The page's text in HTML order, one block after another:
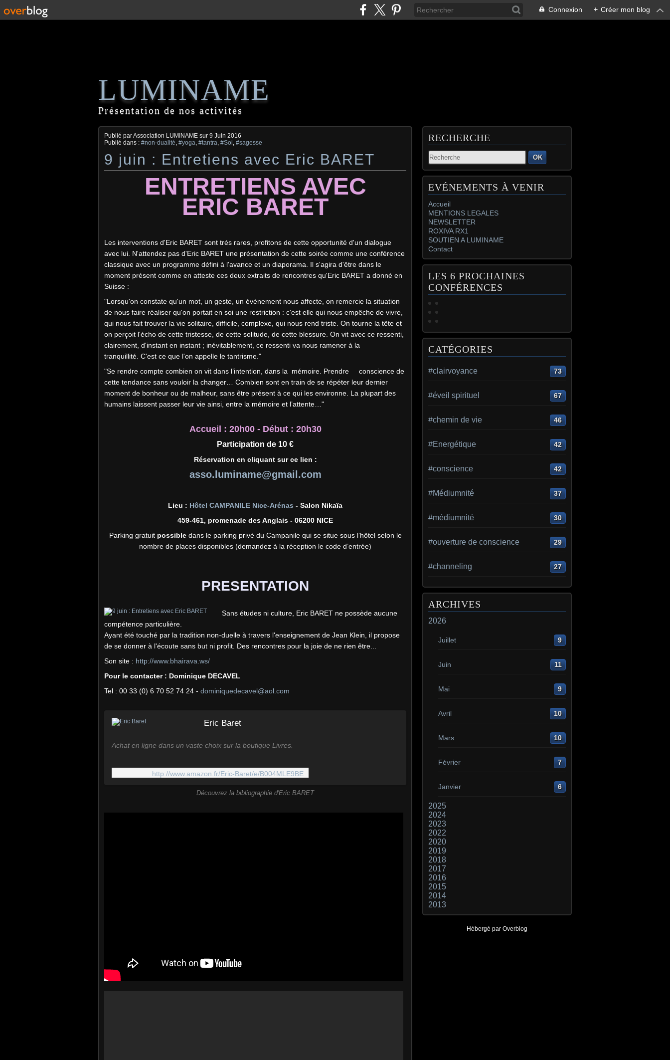
Connexion + Créer mon blog
LUMINAME
Présentation de nos activités
Publié par Association LUMINAME sur 9 Juin 2016
Publié dans : #non-dualité, #yoga, #tantra, #Soi, #sagesse
9 juin : Entretiens avec Eric BARET
ENTRETIENS AVEC
ERIC BARET
Les interventions d'Eric BARET sont trés rares, profitons de cette opportunité d'un dialogue
avec lui. N'attendez pas d'Eric BARET une présentation de cette soirée comme une conférence
classique avec un programme défini à l'avance et un diaporama. Il s'agira d'être dans le
moment présent comme en atteste ces deux extraits de rencontres qu'Eric BARET a donné en
Suisse :
"Lorsqu'on constate qu'un mot, un geste, un événement nous affecte, on remercie la situation
de nous faire réaliser qu'on portait en soi une restriction : c'est elle qui nous empêche de vivre,
qui nous fait trouver la vie solitaire, difficile, complexe, qui nous rend triste. On tourne la tête et
on perçoit l'écho de cette tristesse, de cette solitude, de cette blessure. On vit avec ce ressenti,
clairement, d'instant en instant ; inévitablement, ce ressenti va nous ramener à la
tranquillité. C'est ce que l'on appelle le tantrisme."
"Se rendre compte combien on vit dans l’intention, dans la mémoire. Prendre conscience de
cette tendance sans vouloir la changer… Combien sont en train de se répéter leur dernier
moment de bonheur ou de malheur, sans être présent à ce qui les environne. La plupart des
humains laissent passer leur vie ainsi, entre la mémoire et l’attente…"
Accueil : 20h00 - Début : 20h30
Participation de 10 €
Réservation en cliquant sur ce lien :
asso.luminame@gmail.com
Lieu : Hôtel CAMPANILE Nice-Arénas - Salon Nikaïa
459-461, promenade des Anglais - 06200 NICE
Parking gratuit possible dans le parking privé du Campanile qui se situe sous l’hôtel selon le
nombre de places disponibles (demandez à la réception le code d’entrée)
PRESENTATION
Sans études ni culture, Eric BARET ne possède aucune
compétence particulière.
Ayant été touché par la tradition non-duelle à travers l'enseignement de Jean Klein, il propose
de se donner à l'écoute sans but ni profit. Des rencontres pour la joie de ne rien être...
Son site : http://www.bhairava.ws/
Pour le contacter : Dominique DECAVEL
Tel : 00 33 (0) 6 70 52 74 24 - dominiquedecavel@aol.com
Eric Baret
Achat en ligne dans un vaste choix sur la boutique Livres.
http://www.amazon.fr/Eric-Baret/e/B004MLE9BE
Découvrez la bibliographie d'Eric BARET
RECHERCHE
OK
EVÉNEMENTS À VENIR
Accueil
MENTIONS LEGALES
NEWSLETTER
ROXIVA RX1
SOUTIEN A LUMINAME
Contact
LES 6 PROCHAINES
CONFÉRENCES
CATÉGORIES
#clairvoyance 73
#éveil spirituel 67
#chemin de vie 46
#Energétique 42
#conscience 42
#Médiumnité 37
#médiumnité 30
#ouverture de conscience 29
#channeling 27
ARCHIVES
2026
Juillet 9
Juin 11
Mai 9
Avril 10
Mars 10
Février 7
Janvier 6
2025
2024
2023
2022
2020
2019
2018
2017
2016
2015
2014
2013
Hébergé par Overblog